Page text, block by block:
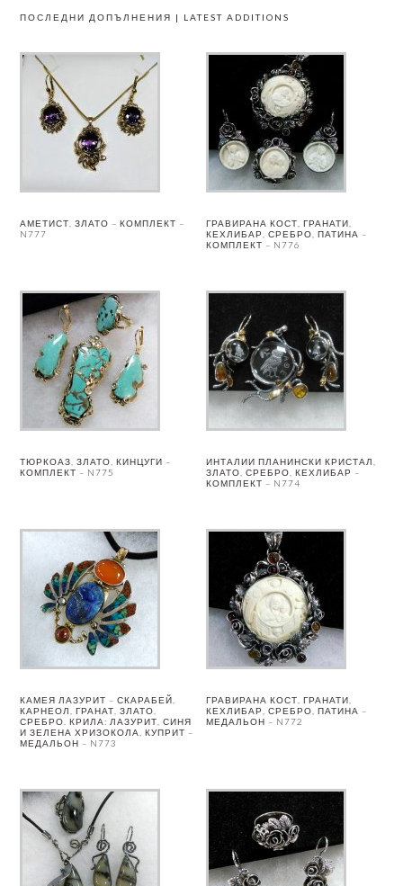
ПОСЛЕДНИ ДОПЪЛНЕНИЯ | LATEST ADDITIONS
АМЕТИСТ, ЗЛАТО – КОМПЛЕКТ –
N777
ГРАВИРАНА КОСТ, ГРАНАТИ,
КЕХЛИБАР, СРЕБРО, ПАТИНА –
КОМПЛЕКТ – N776
ТЮРКОАЗ, ЗЛАТО, КИНЦУГИ –
КОМПЛЕКТ – N775
ИНТАЛИИ ПЛАНИНСКИ КРИСТАЛ,
ЗЛАТО, СРЕБРО, КЕХЛИБАР –
КОМПЛЕКТ – N774
КАМЕЯ ЛАЗУРИТ – СКАРАБЕЙ,
КАРНЕОЛ, ГРАНАТ, ЗЛАТО,
СРЕБРО. КРИЛА: ЛАЗУРИТ, СИНЯ
И ЗЕЛЕНА ХРИЗОКОЛА, КУПРИТ –
МЕДАЛЬОН – N773
ГРАВИРАНА КОСТ, ГРАНАТИ,
КЕХЛИБАР, СРЕБРО, ПАТИНА –
МЕДАЛЬОН – N772